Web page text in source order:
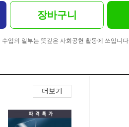
장바구니
수입의 일부는 뜻깊은 사회공헌 활동에 쓰입니다
더보기